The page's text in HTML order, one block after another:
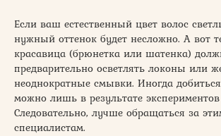
Если ваш естественный цвет волос
нужный оттенок будет несложно. А вот
красавица (брюнетка или шатенка)
предварительно осветлять локоны или
неоднократные смывки. Иногда
можно лишь в результате
Следовательно, лучше обращаться за
специалистам.